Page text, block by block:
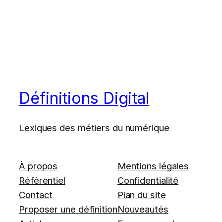
Définitions Digital
Lexiques des métiers du numérique
À propos
Référentiel
Contact
Proposer une définition
Mentions légales
Confidentialité
Plan du site
Nouveautés